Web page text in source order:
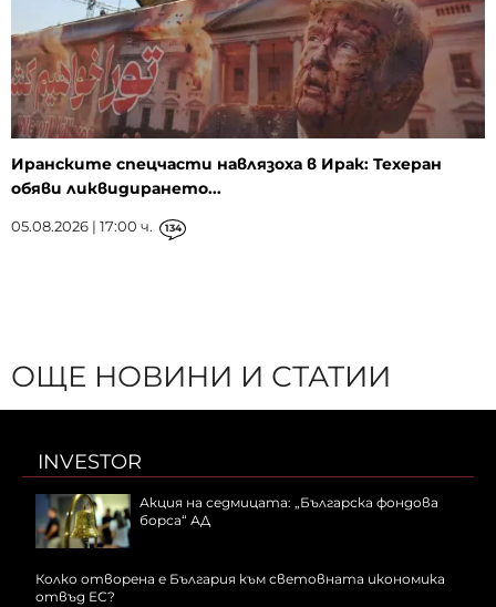
Иранските спецчасти навлязоха в Ирак: Техеран
обяви ликвидирането...
05.08.2026 | 17:00 ч. 134
ОЩЕ НОВИНИ И СТАТИИ
INVESTOR
Акция на седмицата: „Българска фондова
борса“ АД
Колко отворена е България към световната икономика
отвъд ЕС?